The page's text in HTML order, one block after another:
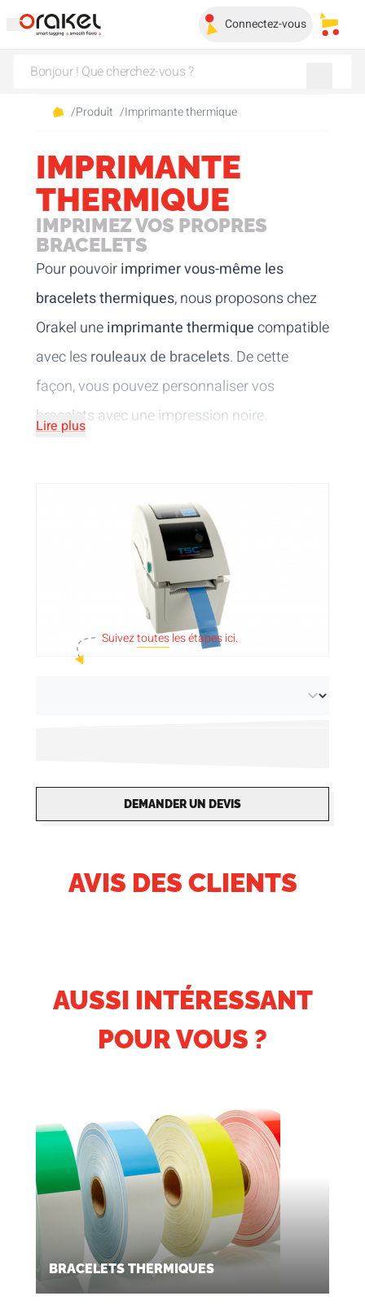
Connectez-vous Mes
/Produit /Imprimante thermique
IMPRIMANTE
THERMIQUE
IMPRIMEZ VOS PROPRES
BRACELETS
Pour pouvoirimprimer vous-même les
bracelets thermiques, nous proposons chez
Orakel uneimprimante thermiquecompatible
avec lesrouleaux de bracelets. De cette
façon, vous pouvez personnaliser vos
bracelets avec une impression noire.
pouvez choisir une imprimante thermique
avec ou sans fonction réseau. Cette
imprimante n'est pas compatible avec les
ordinateurs MAC.
Lire plus
Suiveztoutesles étapes ici.
DEMANDER UN DEVIS
AVIS DES CLIENTS
AUSSI INTÉRESSANT
POUR VOUS ?
BRACELETS THERMIQUES